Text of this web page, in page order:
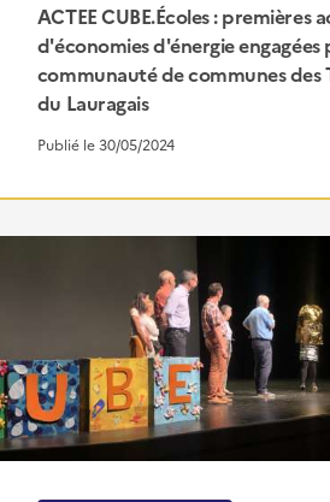
ACTEE CUBE.Écoles : premières
d'économies d'énergie engagées
communauté de communes des
du Lauragais
Publié le 30/05/2024